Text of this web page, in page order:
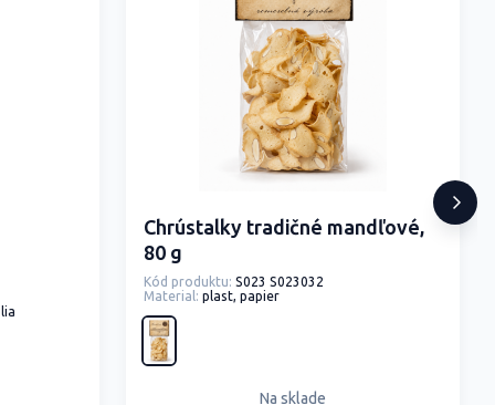
Chrústalky tradičné mandľové,
80 g
Kód produktu: S023 S023032
Material: plast, papier
Na sklade